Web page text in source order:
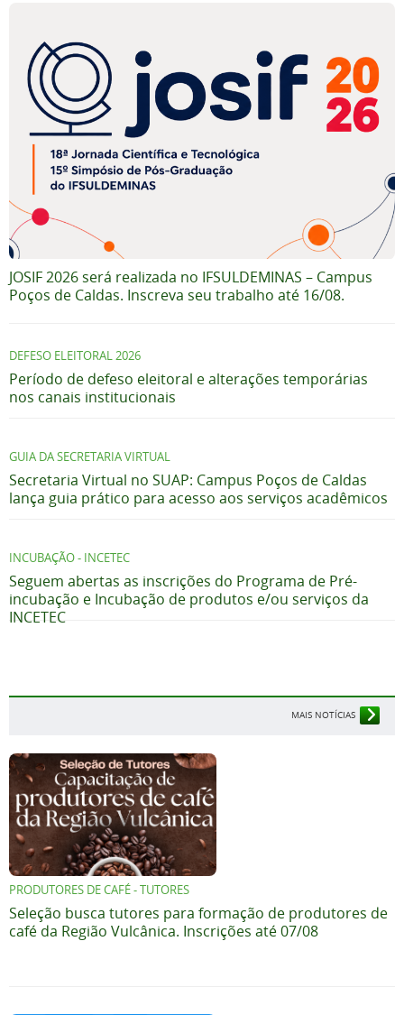
JOSIF 2026 será realizada no IFSULDEMINAS – Campus
Poços de Caldas. Inscreva seu trabalho até 16/08.
DEFESO ELEITORAL 2026
Período de defeso eleitoral e alterações temporárias
nos canais institucionais
GUIA DA SECRETARIA VIRTUAL
Secretaria Virtual no SUAP: Campus Poços de Caldas
lança guia prático para acesso aos serviços acadêmicos
INCUBAÇÃO - INCETEC
Seguem abertas as inscrições do Programa de Pré-
incubação e Incubação de produtos e/ou serviços da
INCETEC
MAIS NOTÍCIAS
PRODUTORES DE CAFÉ - TUTORES
Seleção busca tutores para formação de produtores de
café da Região Vulcânica. Inscrições até 07/08